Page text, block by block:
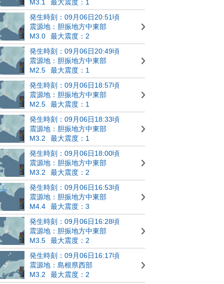
M3.1
最大震度：1
発生時刻：09月06日20:51頃
震源地：胆振地方中東部
M3.0
最大震度：2
発生時刻：09月06日20:49頃
震源地：胆振地方中東部
M2.5
最大震度：1
発生時刻：09月06日18:57頃
震源地：胆振地方中東部
M2.5
最大震度：1
発生時刻：09月06日18:33頃
震源地：胆振地方中東部
M3.2
最大震度：1
発生時刻：09月06日18:00頃
震源地：胆振地方中東部
M3.2
最大震度：2
発生時刻：09月06日16:53頃
震源地：胆振地方中東部
M4.4
最大震度：3
発生時刻：09月06日16:28頃
震源地：胆振地方中東部
M3.5
最大震度：2
発生時刻：09月06日16:17頃
震源地：島根県西部
M3.2
最大震度：2